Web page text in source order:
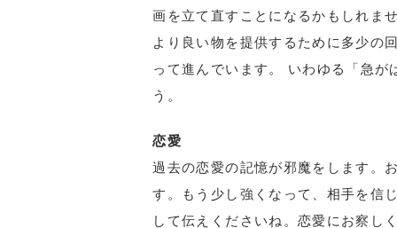
画を立て直すことになるかもしれま
より良い物を提供するために多少の
って進んでいます。 いわゆる「急
う。
恋愛
過去の恋愛の記憶が邪魔をします。
す。もう少し強くなって、相手を信
して伝えくださいね。恋愛にお察し